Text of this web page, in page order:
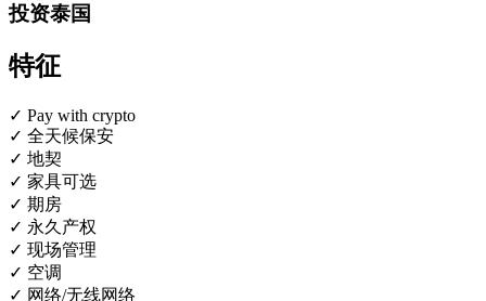
投资泰国
特征
✓ Pay with crypto
✓ 全天候保安
✓ 地契
✓ 家具可选
✓ 期房
✓ 永久产权
✓ 现场管理
✓ 空调
✓ 网络/无线网络